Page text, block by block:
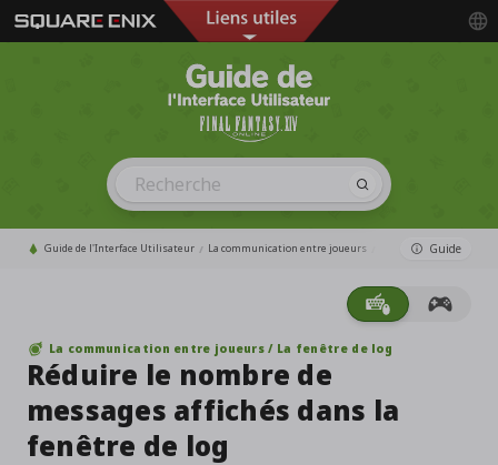
Guide de l'Interface Utilisateur La communication entre joueurs La fenêtre de log
Guide
La communication entre joueurs / La fenêtre de log
Réduire le nombre de
messages affichés dans la
fenêtre de log